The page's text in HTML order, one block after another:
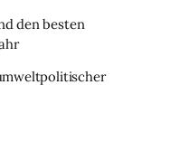
den besten